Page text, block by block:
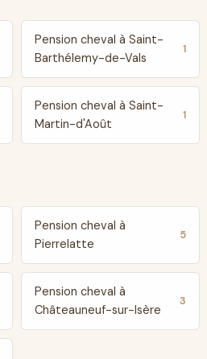
Pension cheval à Saint-
Barthélemy-de-Vals
1
Pension cheval à Saint-
Martin-d'Août
1
Pension cheval à
Pierrelatte
5
Pension cheval à
Châteauneuf-sur-Isère
3